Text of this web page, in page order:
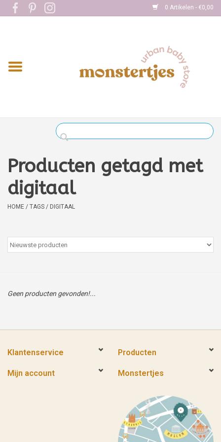
0 Artikelen - €0,00
Home
Kleding
Verzorging
Boekjes
kaartjes
Sales
Merken
Producten getagd met
digitaal
HOME / TAGS / DIGITAAL
Geen producten gevonden!...
Klantenservice Producten
Mijn account Monstertjes